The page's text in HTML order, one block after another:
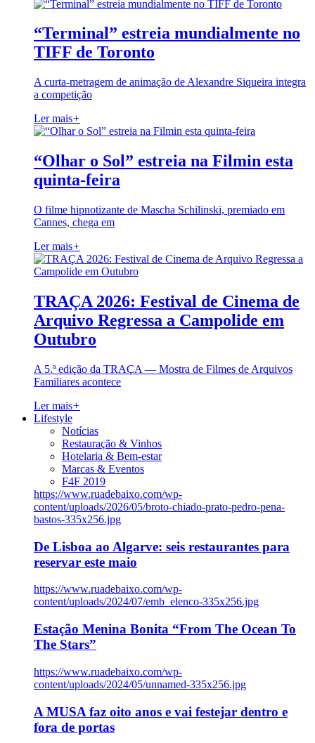
“Terminal” estreia mundialmente no
TIFF de Toronto
A curta-metragem de animação de Alexandre Siqueira integra
a competição
Ler mais+
“Olhar o Sol” estreia na Filmin esta
quinta-feira
O filme hipnotizante de Mascha Schilinski, premiado em
Cannes, chega em
Ler mais+
TRAÇA 2026: Festival de Cinema de
Arquivo Regressa a Campolide em
Outubro
A 5.ª edição da TRAÇA — Mostra de Filmes de Arquivos
Familiares acontece
Ler mais+
Lifestyle
Notícias
Restauração & Vinhos
Hotelaria & Bem-estar
Marcas & Eventos
F4F 2019
https://www.ruadebaixo.com/wp-
content/uploads/2026/05/broto-chiado-prato-pedro-pena-
bastos-335x256.jpg
De Lisboa ao Algarve: seis restaurantes para
reservar este maio
https://www.ruadebaixo.com/wp-
content/uploads/2024/07/emb_elenco-335x256.jpg
Estação Menina Bonita “From The Ocean To
The Stars”
https://www.ruadebaixo.com/wp-
content/uploads/2024/05/unnamed-335x256.jpg
A MUSA faz oito anos e vai festejar dentro e
fora de portas